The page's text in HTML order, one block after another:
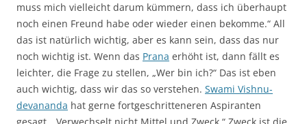
muss mich vielleicht darum kümmern, dass ich überhaupt
noch einen Freund habe oder wieder einen bekomme.“ All
das ist natürlich wichtig, aber es kann sein, dass das nur
noch wichtig ist. Wenn das Prana erhöht ist, dann fällt es
leichter, die Frage zu stellen, „Wer bin ich?“ Das ist eben
auch wichtig, dass wir das so verstehen. Swami Vishnu-
devananda hat gerne fortgeschritteneren Aspiranten